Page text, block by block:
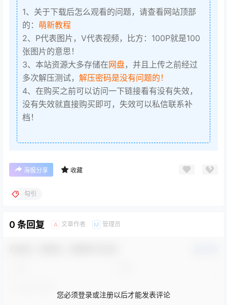
1、关于下载后怎么观看的问题，请查看网站顶部
的： 萌新教程
2、P代表图片，V代表视频，比方：100P就是100
张图片的意思！
3、本站资源大多存储在网盘，并且上传之前经过
多次解压测试， 解压密码是没有问题的！
4、在购买之前可以访问一下链接看有没有失效，
没有失效就直接购买即可，失效可以私信联系补
档！
海报分享 收藏
勾引
0 条回复 A 文章作者 M 管理员
您必须登录或注册以后才能发表评论